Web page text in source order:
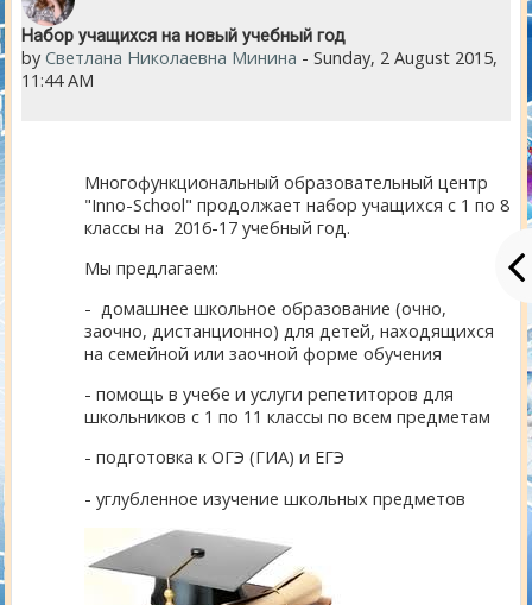
Набор учащихся на новый учебный год
byСветлана Николаевна Минина -Sunday, 2 August 2015,
11:44 AM
Number of replies: 0
Многофункциональный образовательный центр
"Inno-School" продолжает набор учащихся с 1 по 8
классы на 2016-17 учебный год.
Мы предлагаем:
- домашнее школьное образование (очно,
заочно, дистанционно) для детей, находящихся
на семейной или заочной форме обучения
- помощь в учебе и услуги репетиторов для
школьников с 1 по 11 классы по всем предметам
- подготовка к ОГЭ (ГИА) и ЕГЭ
- углубленное изучение школьных предметов